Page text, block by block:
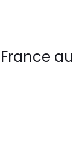
au